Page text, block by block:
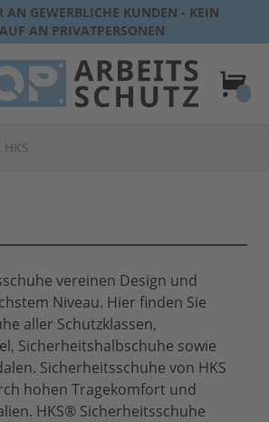
AN GEWERBLICHE KUNDEN - KEIN
AN PRIVATPERSONEN
HKS
vereinen Design und
Niveau. Hier finden Sie
aller Schutzklassen,
Sicherheitshalbschuhe sowie
Sicherheitsschuhe von HKS
hohen Tragekomfort und
HKS® Sicherheitsschuhe